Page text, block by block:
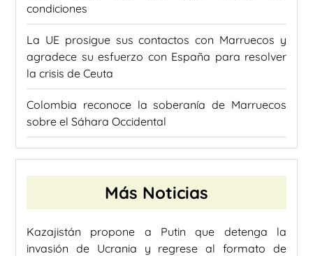
condiciones
La UE prosigue sus contactos con Marruecos y
agradece su esfuerzo con España para resolver
la crisis de Ceuta
Colombia reconoce la soberanía de Marruecos
sobre el Sáhara Occidental
Más Noticias
Kazajistán propone a Putin que detenga la
invasión de Ucrania y regrese al formato de